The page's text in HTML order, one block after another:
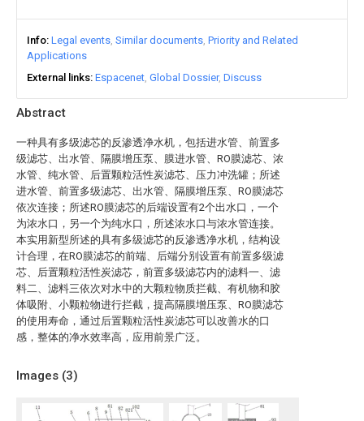
Abstract
一种具有多级滤芯的反渗透净水机，包括进水管、前置多
级滤芯、出水管、隔膜增压泵、膜进水管、RO膜滤芯、浓
水管、纯水管、后置颗粒活性炭滤芯、压力冲洗罐；所述
进水管、前置多级滤芯、出水管、隔膜增压泵、RO膜滤芯
依次连接；所述RO膜滤芯的后端设置有2个出水口，一个
为浓水口，另一个为纯水口，所述浓水口与浓水管连接。
本实用新型所述的具有多级滤芯的反渗透净水机，结构设
计合理，在RO膜滤芯的前端、后端分别设置有前置多级滤
芯、后置颗粒活性炭滤芯，前置多级滤芯内的滤料一、滤
料二、滤料三依次对水中的大颗粒物质拦截、有机物和胶
体吸附、小颗粒物进行拦截，提高隔膜增压泵、RO膜滤芯
的使用寿命，通过后置颗粒活性炭滤芯可以改善水的口
感，整体的净水效率高，应用前景广泛。
Images (3)
Info Legal events Similar documents Priority and Related
Applications
External links Espacenet Global Dossier Discuss